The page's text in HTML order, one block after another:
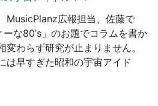
MusicPlanz広報担当、佐藤で
な80’s」のお題でコラムを書か
わらず研究が止まりません。
は早すぎた昭和の宇宙アイド